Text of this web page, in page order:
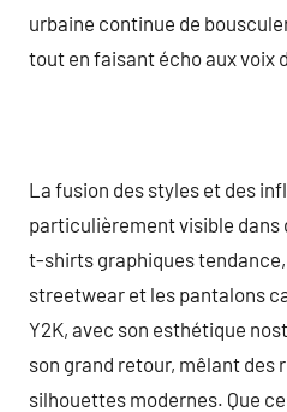
urbaine continue de
tout en faisant écho aux voix
La fusion des styles et des
particulièrement visible dans
t-shirts graphiques
streetwear et les pantalons
Y2K, avec son esthétique
son grand retour, mêlant des
silhouettes modernes. Que